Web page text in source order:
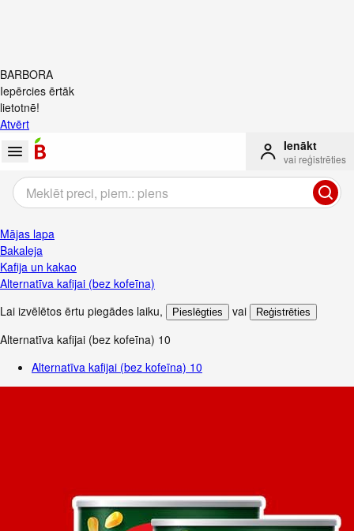
BARBORA
Iepērcies ērtāk
lietotnē!
Atvērt
Ienākt
vai reģistrēties
Mājas lapa
Bakaleja
Kafija un kakao
Alternatīva kafijai (bez kofeīna)
Lai izvēlētos ērtu piegādes laiku, Pieslēgties vai Reģistrēties
Alternatīva kafijai (bez kofeīna) 10
Alternatīva kafijai (bez kofeīna) 10